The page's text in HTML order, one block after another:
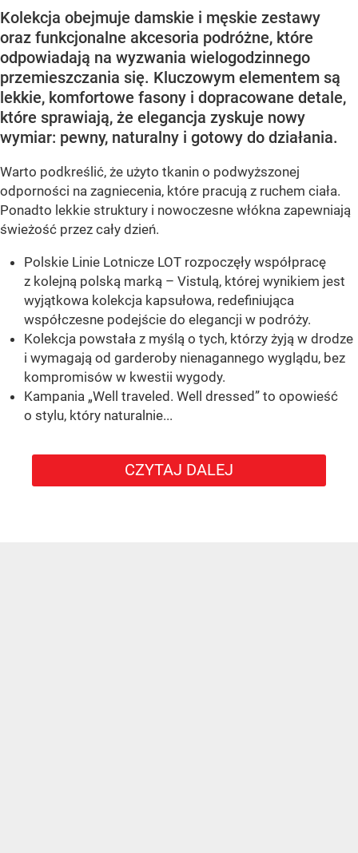
Kolekcja obejmuje damskie i męskie zestawy
oraz funkcjonalne akcesoria podróżne, które
odpowiadają na wyzwania wielogodzinnego
przemieszczania się. Kluczowym elementem są
lekkie, komfortowe fasony i dopracowane detale,
które sprawiają, że elegancja zyskuje nowy
wymiar: pewny, naturalny i gotowy do działania.
Warto podkreślić, że użyto tkanin o podwyższonej
odporności na zagniecenia, które pracują z ruchem ciała.
Ponadto lekkie struktury i nowoczesne włókna zapewniają
świeżość przez cały dzień.
Polskie Linie Lotnicze LOT rozpoczęły współpracę
z kolejną polską marką – Vistulą, której wynikiem jest
wyjątkowa kolekcja kapsułowa, redefiniująca
współczesne podejście do elegancji w podróży.
Kolekcja powstała z myślą o tych, którzy żyją w drodze
i wymagają od garderoby nienagannego wyglądu, bez
kompromisów w kwestii wygody.
Kampania „Well traveled. Well dressed” to opowieść
o stylu, który naturalnie...
CZYTAJ DALEJ